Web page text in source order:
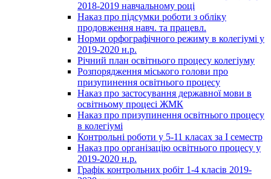
2018-2019 навчальному році
Наказ про підсумки роботи з обліку
продовження навч. та працевл.
Норми орфографічного режиму в колегіумі у
2019-2020 н.р.
Річний план освітнього процесу колегіуму
Розпорядження міського голови про
призупинення освітнього процесу
Наказ про застосування державної мови в
освітньому процесі ЖМК
Наказ про призупинення освітнього процесу
в колегіумі
Контрольні роботи у 5-11 класах за І семестр
Наказ про організацію освітнього процесу у
2019-2020 н.р.
Графік контрольних робіт 1-4 класів 2019-